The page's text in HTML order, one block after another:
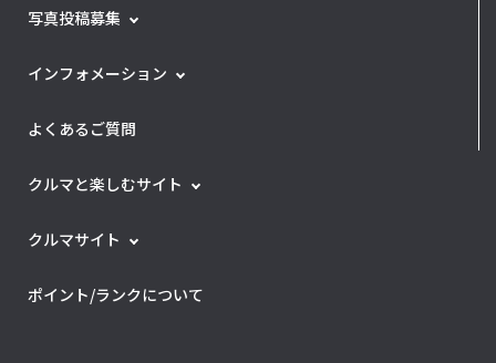
写真投稿募集
インフォメーション
よくあるご質問
クルマと楽しむサイト
クルマサイト
ポイント/ランクについて